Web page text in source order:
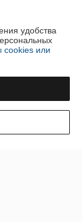
удобства
cookies или